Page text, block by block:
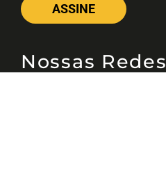
ASSINE
Nossas Redes